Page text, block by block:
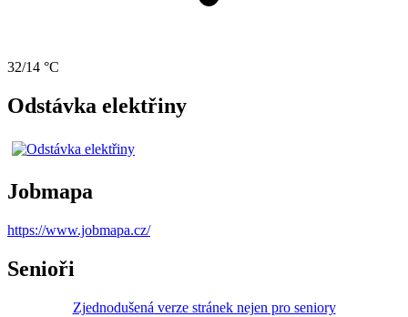
32/14 °C
Odstávka elektřiny
Jobmapa
https://www.jobmapa.cz/
Senioři
Zjednodušená verze stránek nejen pro seniory